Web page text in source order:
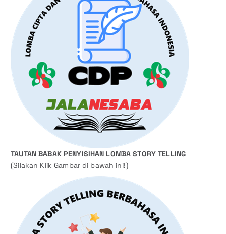
TAUTAN BABAK PENYISIHAN LOMBA STORY TELLING
(Silakan Klik Gambar di bawah ini!)